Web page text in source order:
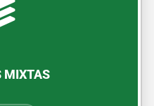
MIXTAScomo alimento.